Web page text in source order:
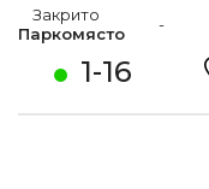
1-16
Закрито
Паркомясто
-